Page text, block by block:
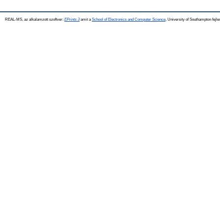
REAL-MS, az alkalamzott szoftver: EPrints 3amit a School of Electronics and Computer Science , University of Southampton